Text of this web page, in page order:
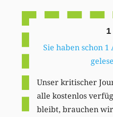
1
Sie haben schon
Unser kritischer
alle kostenlos
bleibt, brauchen